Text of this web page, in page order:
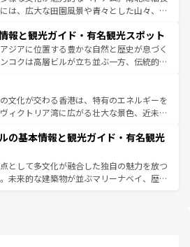
ライフも堪能できる。あたたかいホスピタ
わってみてほしい。 なお、新着の韓国情報はコンテンツ一
しい。
は、広大な田園風景や青々とした山々、世
に伝統が息づく。ハノイの古い町並みやホ
ランス統治時代の建物も、独特の雰囲気を
。また、バラエティの豊かさとおいしさで
バインミー、ベトナムコーヒーなどは、ぜ
たい。どの地域を訪れてもあたたかい人々
てくれるので、きっと忘れられない旅にな
。
報と観光ガイド・有名観光スポット
ジアに位置する豊かな自然と歴史が息づく
コクは高層ビルが立ち並ぶ一方、伝統的な
ている。北部ではチェンマイなどの山岳地
合い、南部ではプーケットやクラビの美し
ート気分を楽しむことができる。タイ料理
一年中温暖で、どの季節にも異なる楽しみ
親しみやすいタイの人々、仏教を中心とし
多様な観光資源が、訪れる旅人を魅了し続
お、新着のタイ情報はコンテンツ一覧を参照して
文化が交わる香港は、特有のエネルギーを
ィクトリア湾に広がる壮大な景色、近未来
ても感動するはず。観光スポットが密集し
く見どころを回れるのも魅力。息をのむよ
化的な体験まで、香港を存分に楽しみ尽く
お、新着の香港情報はコンテンツ一覧を参照して
の基本情報と観光ガイド・有名観光
として多文化が融合した独自の魅力を放つ
未来的な建築物が並ぶマリーナベイ、歴史